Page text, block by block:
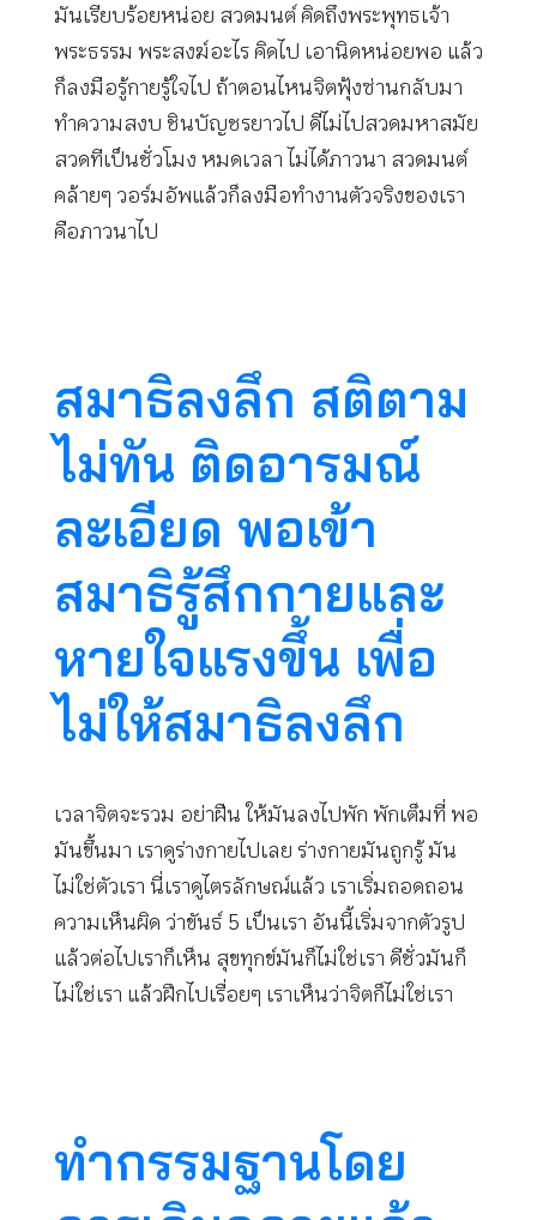
มันเรียบร้อยหน่อย สวดมนต์ คิดถึงพระพุทธเจ้า
พระธรรม พระสงฆ์อะไร คิดไป เอานิดหน่อยพอ แล้ว
ก็ลงมือรู้กายรู้ใจไป ถ้าตอนไหนจิตฟุ้งซ่านกลับมา
ทำความสงบ ชินบัญชรยาวไป ดีไม่ไปสวดมหาสมัย
สวดทีเป็นชั่วโมง หมดเวลา ไม่ได้ภาวนา สวดมนต์
คล้ายๆ วอร์มอัพแล้วก็ลงมือทำงานตัวจริงของเรา
คือภาวนาไป
สมาธิลงลึก สติตาม
ไม่ทัน ติดอารมณ์
ละเอียด พอเข้า
สมาธิรู้สึกกายและ
หายใจแรงขึ้น เพื่อ
ไม่ให้สมาธิลงลึก
เวลาจิตจะรวม อย่าฝืน ให้มันลงไปพัก พักเต็มที่ พอ
มันขึ้นมา เราดูร่างกายไปเลย ร่างกายมันถูกรู้ มัน
ไม่ใช่ตัวเรา นี่เราดูไตรลักษณ์แล้ว เราเริ่มถอดถอน
ความเห็นผิด ว่าขันธ์ 5 เป็นเรา อันนี้เริ่มจากตัวรูป
แล้วต่อไปเราก็เห็น สุขทุกข์มันก็ไม่ใช่เรา ดีชั่วมันก็
ไม่ใช่เรา แล้วฝึกไปเรื่อยๆ เราเห็นว่าจิตก็ไม่ใช่เรา
ทำกรรมฐานโดย